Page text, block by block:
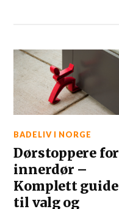
BADELIV I NORGE
Dørstoppere for
innerdør –
Komplett guide
til valg og